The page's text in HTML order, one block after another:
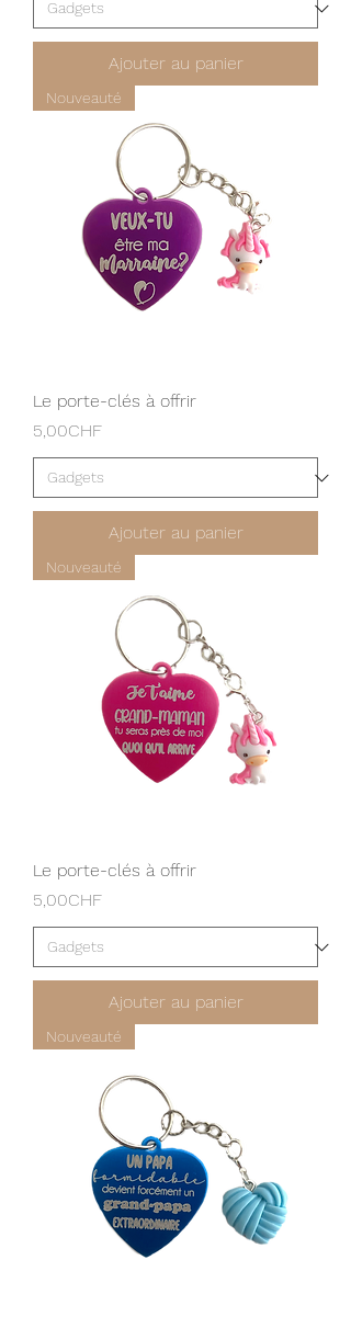
Ajouter au panier
Nouveauté
Le porte-clés à offrir
Prix
5,00CHF
Ajouter au panier
Nouveauté
Le porte-clés à offrir
Prix
5,00CHF
Ajouter au panier
Nouveauté